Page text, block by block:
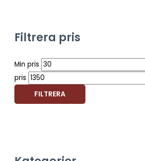
Filtrera pris
Min pris
pris
FILTRERA